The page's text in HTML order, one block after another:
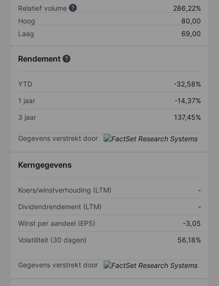
Relatief volume
286,22%
Hoog
80,00
Laag
69,00
Rendement
YTD
-32,58%
1 jaar
-14,37%
3 jaar
137,45%
Gegevens verstrekt door
Kerngegevens
Koers/winstverhouding (LTM)
-
Dividendrendement (LTM)
-
Winst per aandeel (EPS)
-3,05
Volatiliteit (30 dagen)
56,18%
Gegevens verstrekt door